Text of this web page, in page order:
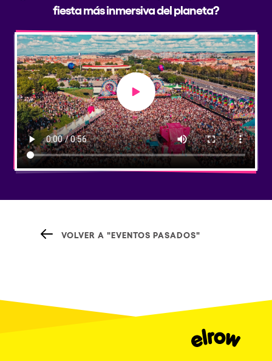
fiesta más inmersiva del planeta?
Play video
VOLVER A "EVENTOS PASADOS"